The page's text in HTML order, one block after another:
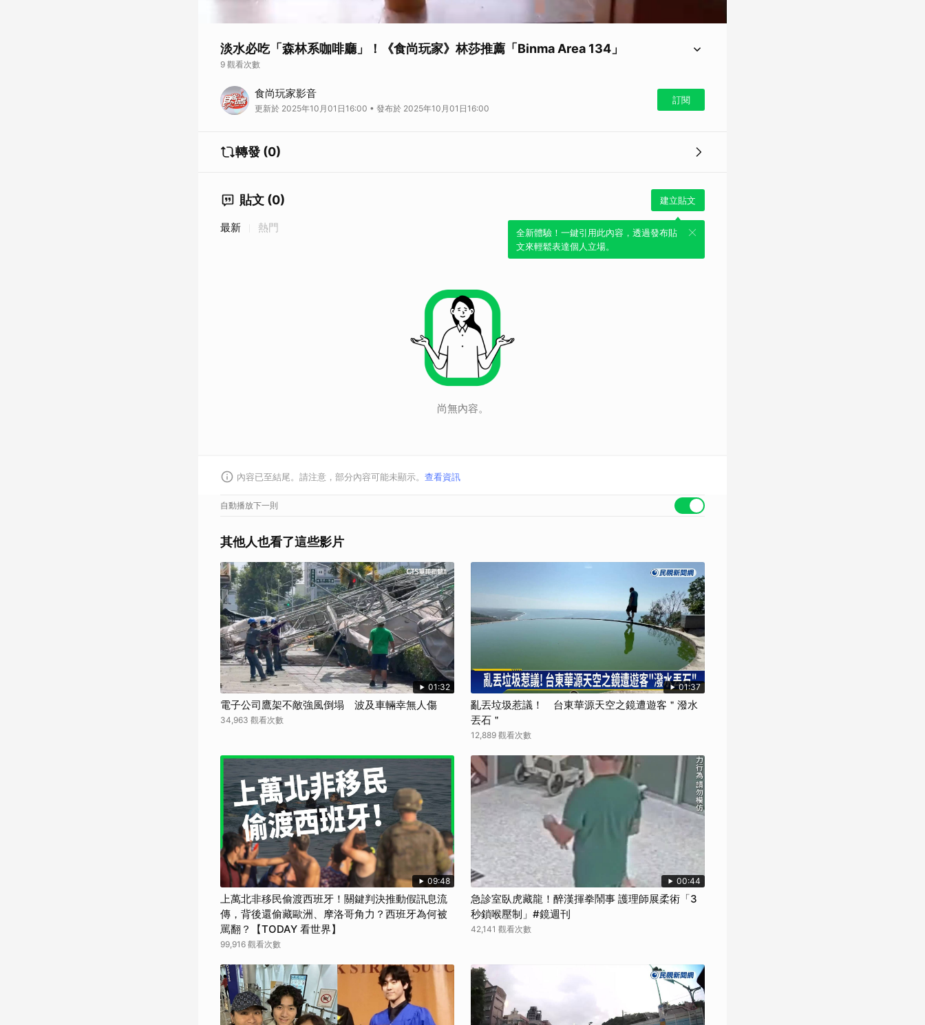
淡水必吃「森林系咖啡廳」！《食尚玩家》林莎推薦「Binma Area 134」
9 觀看次數
Binma Area 134
地址：新北市淡水區北新路3段134號
電話：02-2623-6351
食尚玩家影音
更新於 2025年10月01日16:00 • 發布於 2025年10月01日16:00
訂閱
轉發 (0)
貼文 (0) 建立貼文
全新體驗！一鍵引用此內容，透過發布貼
文來輕鬆表達個人立場。
最新 熱門
尚無內容。
內容已至結尾。請注意，部分內容可能未顯示。 查看資訊
自動播放下一則
其他人也看了這些影片
01:32
電子公司鷹架不敵強風倒塌 波及車輛幸無人傷
34,963 觀看次數
01:37
亂丟垃圾惹議！ 台東華源天空之鏡遭遊客＂潑水
丟石＂
12,889 觀看次數
09:48
上萬北非移民偷渡西班牙！關鍵判決推動假訊息流
傳，背後還偷藏歐洲、摩洛哥角力？西班牙為何被
罵翻？【TODAY 看世界】
99,916 觀看次數
00:44
急診室臥虎藏龍！醉漢揮拳鬧事 護理師展柔術「3
秒鎖喉壓制」#鏡週刊
42,141 觀看次數